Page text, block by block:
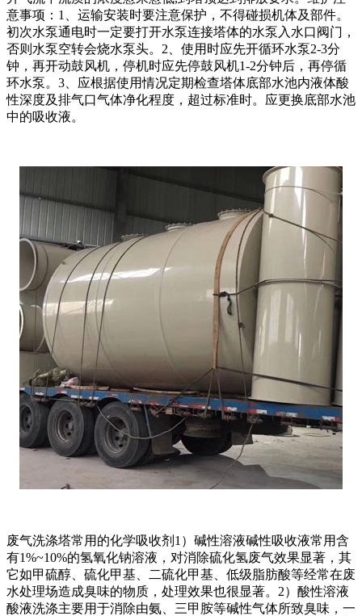
意事项：1、运输安装时要注意保护，不得碰损机体及部件。
初次水泵通电时一定要打开水泵连接塔体的水泵入水口阀门，
否则水泵空转会烧水泵头。2、使用时应先开循环水泵2-3分
钟，再开动鼓风机，停机时应先停鼓风机1-2分钟后，再停循
环水泵。3、应根据使用情况定期检查塔体底部水池内液体酸
性深度及排气口气体净化程度，超过标准时。应更换底部水池
中的吸收液。
废气洗涤塔常用的化学吸收剂1）碱性溶液碱性吸收液常用含
有1%~10%的氢氧化钠溶液，对消除硫化氢废气效果显著，其
它如甲硫醇、硫化甲基、二硫化甲基、低级脂肪酸等经常在废
水处理场造成臭味的物质，处理效果也很显著。2）酸性溶液
酸液洗涤主要用于消除由氨、三甲胺等碱性气体所致臭味，一